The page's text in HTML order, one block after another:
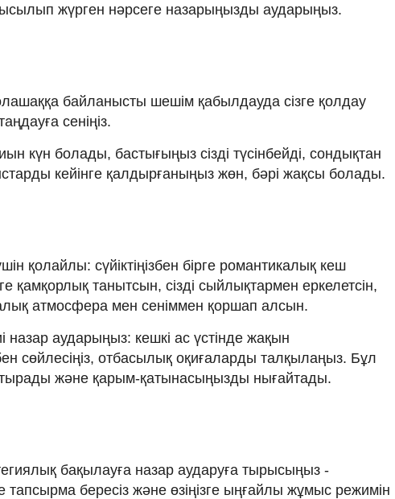
қысылып жүрген нәрсеге назарыңызды аударыңыз.
байланысты шешім қабылдауда сізге қолдау
сеніңіз.
күн болады, бастығыңыз сізді түсінбейді, сондықтан
кейінге қалдырғаныңыз жөн, бәрі жақсы болады.
қолайлы: сүйіктіңізбен бірге романтикалық кеш
қамқорлық танытсын, сізді сыйлықтармен еркелетсін,
атмосфера мен сеніммен қоршап алсын.
назар аударыңыз: кешкі ас үстінде жақын
сөйлесіңіз, отбасылық оқиғаларды талқылаңыз. Бұл
және қарым-қатынасыңызды нығайтады.
бақылауға назар аударуға тырысыңыз -
тапсырма бересіз және өзіңізге ыңғайлы жұмыс режимін